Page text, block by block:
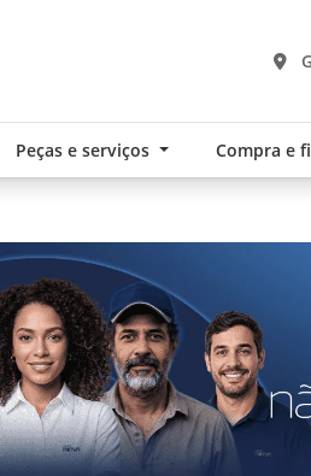
Peças e serviços Compra e